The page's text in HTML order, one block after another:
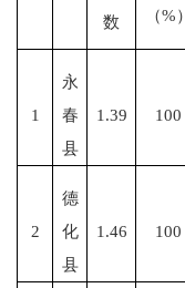
数
（%）
1
永
春
县
1.39 100
2
德
化
县
1.46 100